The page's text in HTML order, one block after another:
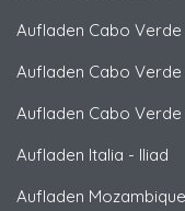
Aufladen Cabo Verde
Aufladen Cabo Verde
Aufladen Cabo Verde
Aufladen Italia - Iliad
Aufladen Mozambique